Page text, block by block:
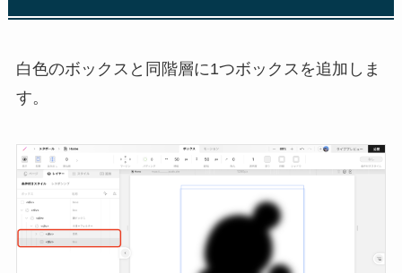
白色のボックスと同階層に1つボックスを追加しま
す。